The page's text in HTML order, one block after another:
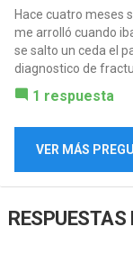
Hace cuatro meses
me arrolló cuando
se salto un ceda el
diagnostico de
1 respuesta
VER MÁS